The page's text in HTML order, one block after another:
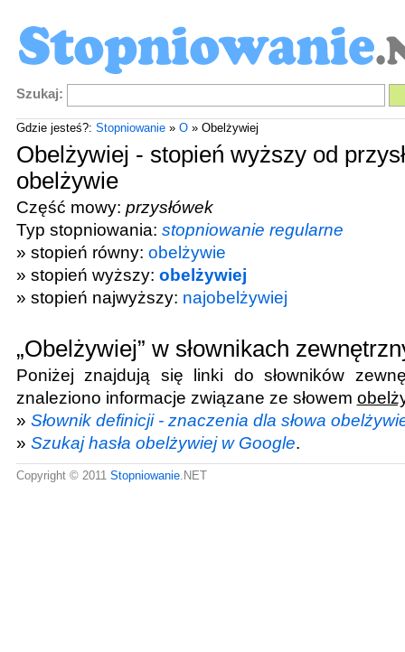
Szukaj:
Gdzie jesteś?: Stopniowanie» O» Obelżywiej
Obelżywiej - stopień wyższy od
obelżywie
Część mowy: przysłówek
Typ stopniowania: stopniowanie regularne
» stopień równy: obelżywie
» stopień wyższy: obelżywiej
» stopień najwyższy: najobelżywiej
„Obelżywiej” w słownikach
Poniżej znajdują się linki do słowników
znaleziono informacje związane ze słowem
» Słownik definicji - znaczenia dla słowa
» Szukaj hasła obelżywiej w Google.
Copyright © 2011 Stopniowanie.NET